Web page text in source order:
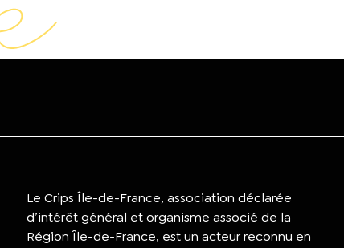
Le Crips Île-de-France, association déclarée
d’intérêt général et organisme associé de la
Région Île-de-France, est un acteur reconnu en